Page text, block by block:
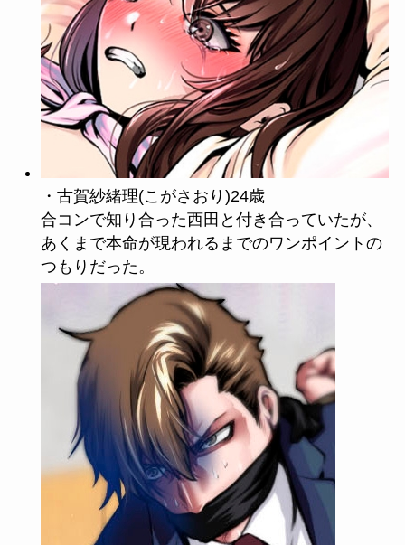
・古賀紗緒理(こがさおり)24歳
合コンで知り合った西田と付き合っていたが、
あくまで本命が現われるまでのワンポイントの
つもりだった。